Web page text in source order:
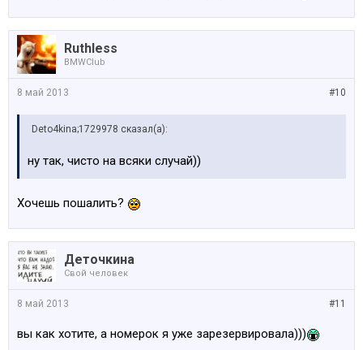
Ruthless
BMWClub
#10
8 май 2013
Deto4kina;1729978 сказал(а):
ну так, чисто на всяки случай))
Хочешь пошалить?
Деточкина
Свой человек
#11
8 май 2013
вы как хотите, а номерок я уже зарезервировала)))